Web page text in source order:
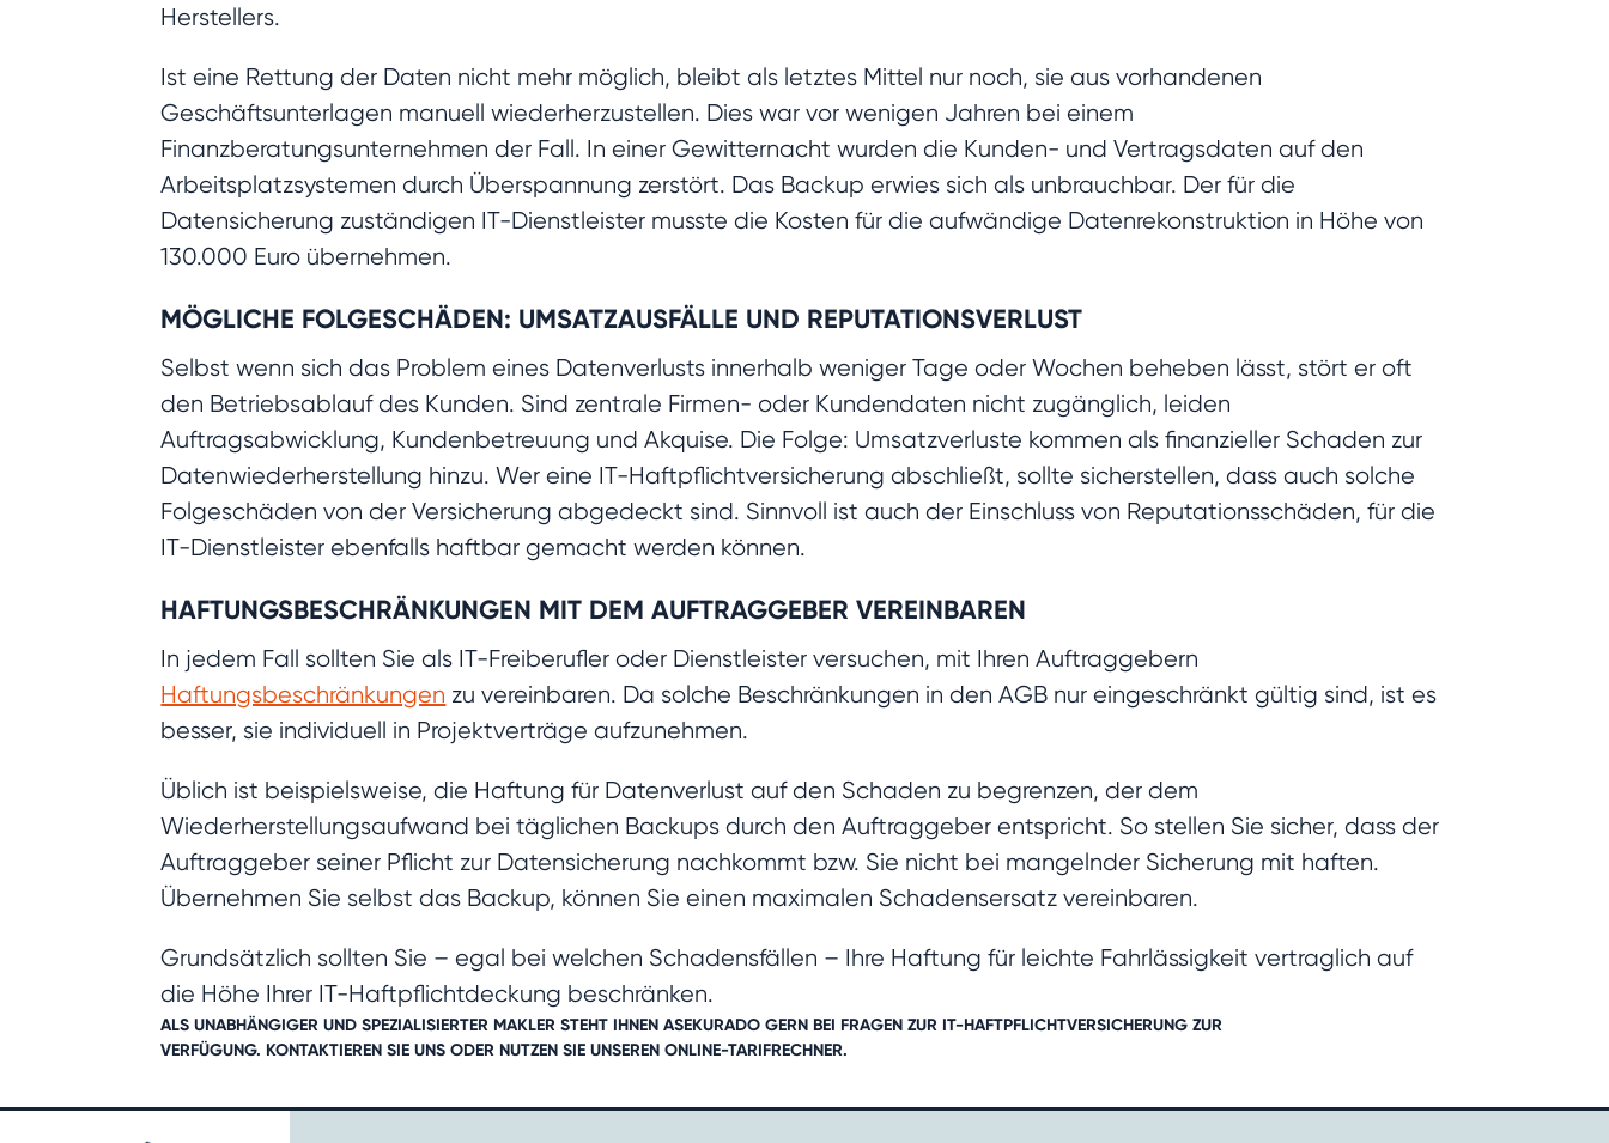
Herstellers.
Ist eine Rettung der Daten nicht mehr möglich, bleibt als letztes Mittel nur noch, sie aus vorhandenen
Geschäftsunterlagen manuell wiederherzustellen. Dies war vor wenigen Jahren bei einem
Finanzberatungsunternehmen der Fall. In einer Gewitternacht wurden die Kunden- und Vertragsdaten auf den
Arbeitsplatzsystemen durch Überspannung zerstört. Das Backup erwies sich als unbrauchbar. Der für die
Datensicherung zuständigen IT-Dienstleister musste die Kosten für die aufwändige Datenrekonstruktion in Höhe von
130.000 Euro übernehmen.
MÖGLICHE FOLGESCHÄDEN: UMSATZAUSFÄLLE UND REPUTATIONSVERLUST
Selbst wenn sich das Problem eines Datenverlusts innerhalb weniger Tage oder Wochen beheben lässt, stört er oft
den Betriebsablauf des Kunden. Sind zentrale Firmen- oder Kundendaten nicht zugänglich, leiden
Auftragsabwicklung, Kundenbetreuung und Akquise. Die Folge: Umsatzverluste kommen als finanzieller Schaden zur
Datenwiederherstellung hinzu. Wer eine IT-Haftpflichtversicherung abschließt, sollte sicherstellen, dass auch solche
Folgeschäden von der Versicherung abgedeckt sind. Sinnvoll ist auch der Einschluss von Reputationsschäden, für die
IT-Dienstleister ebenfalls haftbar gemacht werden können.
HAFTUNGSBESCHRÄNKUNGEN MIT DEM AUFTRAGGEBER VEREINBAREN
In jedem Fall sollten Sie als IT-Freiberufler oder Dienstleister versuchen, mit Ihren Auftraggebern
Haftungsbeschränkungen zu vereinbaren. Da solche Beschränkungen in den AGB nur eingeschränkt gültig sind, ist es
besser, sie individuell in Projektverträge aufzunehmen.
Üblich ist beispielsweise, die Haftung für Datenverlust auf den Schaden zu begrenzen, der dem
Wiederherstellungsaufwand bei täglichen Backups durch den Auftraggeber entspricht. So stellen Sie sicher, dass der
Auftraggeber seiner Pflicht zur Datensicherung nachkommt bzw. Sie nicht bei mangelnder Sicherung mit haften.
Übernehmen Sie selbst das Backup, können Sie einen maximalen Schadensersatz vereinbaren.
Grundsätzlich sollten Sie – egal bei welchen Schadensfällen – Ihre Haftung für leichte Fahrlässigkeit vertraglich auf
die Höhe Ihrer IT-Haftpflichtdeckung beschränken.
ALS UNABHÄNGIGER UND SPEZIALISIERTER MAKLER STEHT IHNEN ASEKURADO GERN BEI FRAGEN ZUR IT-HAFTPFLICHTVERSICHERUNG ZUR
VERFÜGUNG. KONTAKTIEREN SIE UNS ODER NUTZEN SIE UNSERENONLINE-TARIFRECHNER.